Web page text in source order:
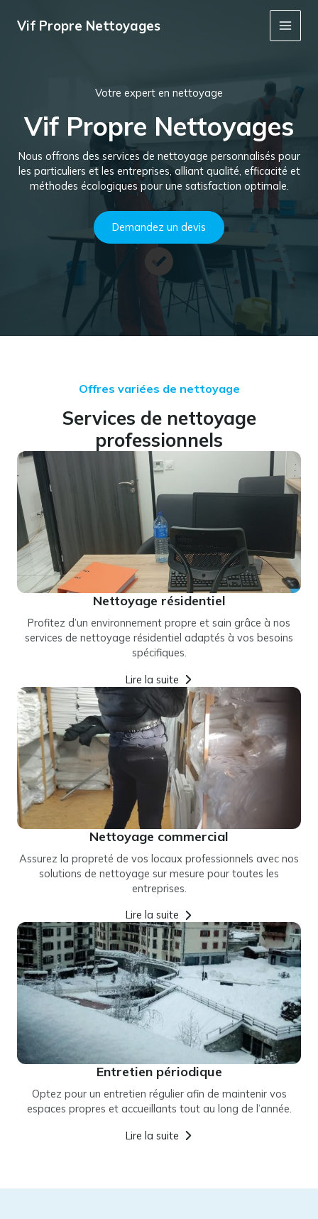
Vif Propre Nettoyages
Main
Votre expert en nettoyage
Vif Propre Nettoyages
Nous offrons des services de nettoyage personnalisés pour
les particuliers et les entreprises, alliant qualité, efficacité et
méthodes écologiques pour une satisfaction optimale.
Demandez un devis
Offres variées de nettoyage
Services de nettoyage
professionnels
Nettoyage résidentiel
Profitez d’un environnement propre et sain grâce à nos
services de nettoyage résidentiel adaptés à vos besoins
spécifiques.
Lire la suite
Nettoyage commercial
Assurez la propreté de vos locaux professionnels avec nos
solutions de nettoyage sur mesure pour toutes les
entreprises.
Lire la suite
Entretien périodique
Optez pour un entretien régulier afin de maintenir vos
espaces propres et accueillants tout au long de l’année.
Lire la suite